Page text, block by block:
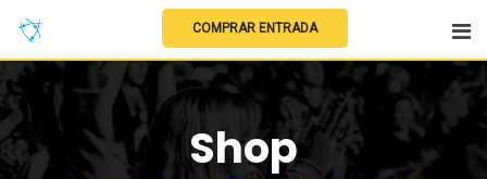
COMPRAR ENTRADA
Shop